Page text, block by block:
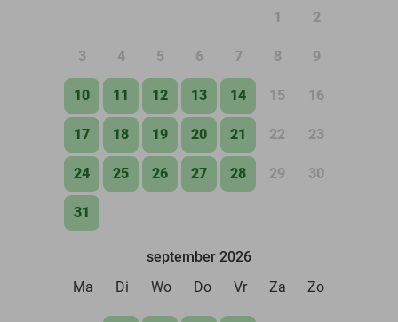
1 2
3 4 5 6 7 8 9
10 11 12 13 14 15 16
17 18 19 20 21 22 23
24 25 26 27 28 29 30
31
september 2026
Ma
Di Wo Do Vr Za Zo